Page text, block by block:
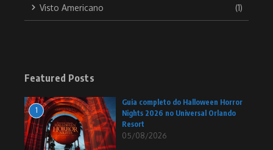
Visto Americano (1)
Featured Posts
1
Guia completo do Halloween Horror
Nights 2026 no Universal Orlando
Resort
05/08/2026